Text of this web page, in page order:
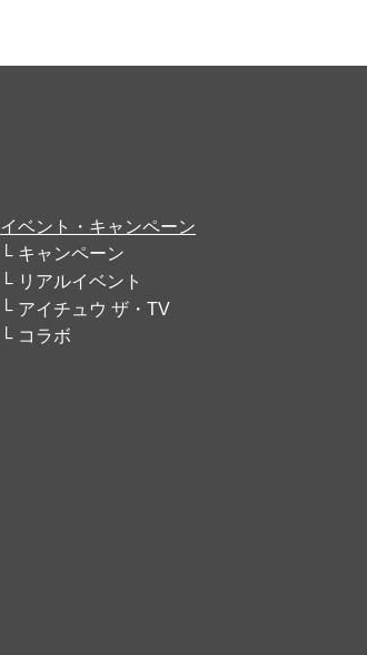
イベント・キャンペーン
キャンペーン
リアルイベント
アイチュウ ザ・TV
コラボ